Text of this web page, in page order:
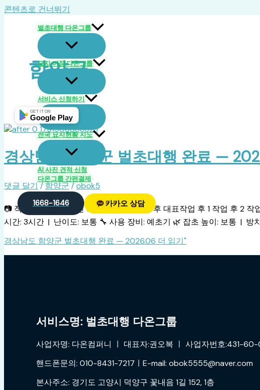
콘텐츠로 건너뛰기
벌초대행 다온그룹
묘지 이장 다온그룹
서비스 신청하기
전국 묘지현황 지도
AI 사진 견적 신청
다온그룹 간편결제
1668-1646 카카오 상담
GET IT ON
Google Play
함양군
경상남도 함양군 벌초대행 완료 —
댓글 달기 /함양군/obok5
📷 작업 전 대표작업 전 1 작업 전 2 📸 작업 후 대표작업 후 1 작업 후
시간: 3시간 | 난이도: 보통 🔧 사용 장비: 예초기 🌿 잡초 높이: 보통 | 방
경상남도 함양군 벌초대행 완료 — 2026.06 더 읽기"
서비스명: 벌초대행 다온그룹
사업자명: 다온컴퍼니 ㅣ 대표자:권오복 ㅣ 사업자번호:431-
핸드폰문의: 010-8431-7217ㅣE-mail: obok5555@naver.com
본사주소: 경기도 고양시 덕양구 꽃내음 1길 152, 1층